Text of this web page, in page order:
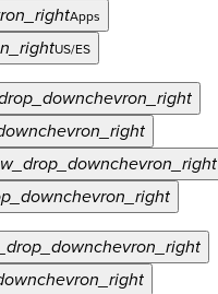
Apps
US/ES
chevron_right
chevron_right
chevron_right
chevron_right
chevron_right
chevron_right